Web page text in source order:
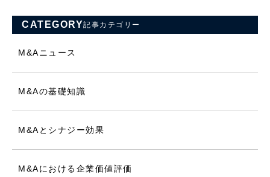
CATEGORY記事カテゴリー
M&Aニュース
M&Aの基礎知識
M&Aとシナジー効果
M&Aにおける企業価値評価